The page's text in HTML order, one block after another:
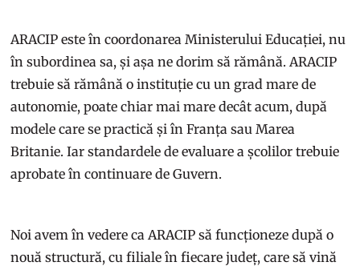
ARACIP este în coordonarea Ministerului Educației, nu
în subordinea sa, și așa ne dorim să rămână. ARACIP
trebuie să rămână o instituție cu un grad mare de
autonomie, poate chiar mai mare decât acum, după
modele care se practică și în Franța sau Marea
Britanie. Iar standardele de evaluare a școlilor trebuie
aprobate în continuare de Guvern.
Noi avem în vedere ca ARACIP să funcționeze după o
nouă structură, cu filiale în fiecare județ, care să vină